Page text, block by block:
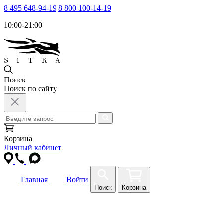
8 495 648-94-19 8 800 100-14-19
10:00-21:00
Поиск
Поиск по сайту
Корзина
Личный кабинет
Главная Войти
Поиск Корзина